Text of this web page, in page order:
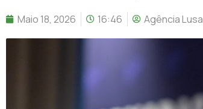
Maio 18, 2026 16:46 Agência Lusa